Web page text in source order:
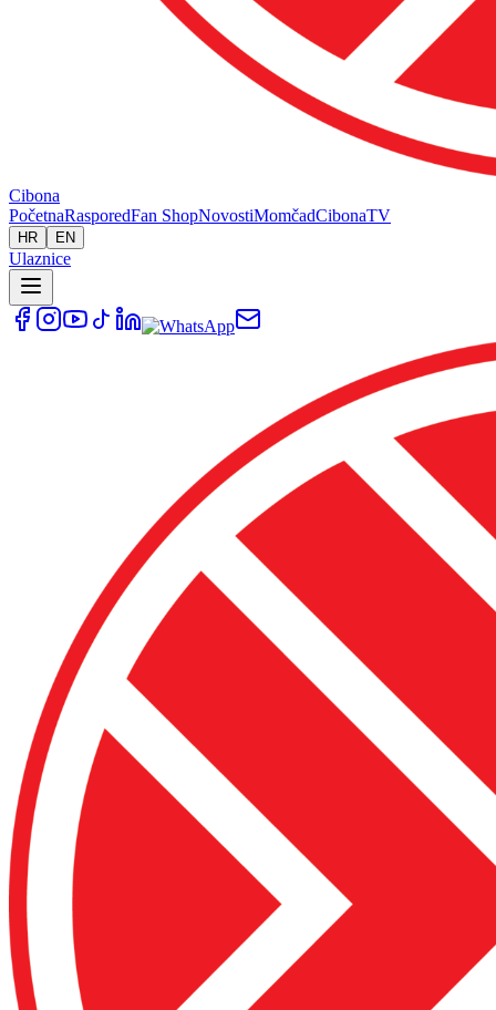
Cibona
PočetnaRasporedFan ShopNovostiMomčadCibonaTV
HR EN
Ulaznice